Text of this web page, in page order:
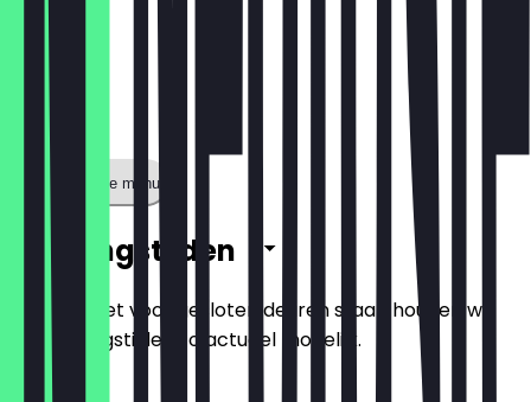
Toon volledige menu
Openingstijden
Zodat je niet voor gesloten deuren staat, houden we
de openingstijden zo actueel mogelijk.